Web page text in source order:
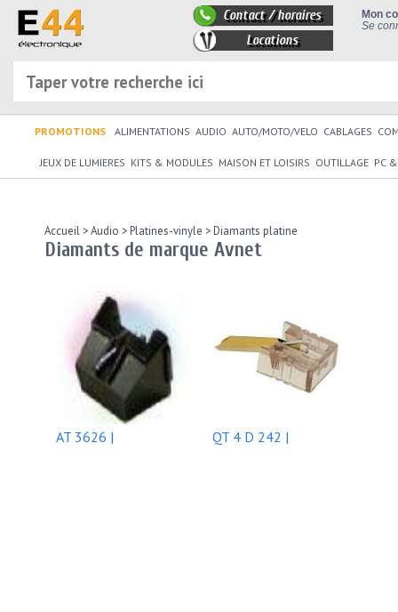
Mon
Se
Contact / horaires
Locations
PROMOTIONS ALIMENTATIONS AUDIO AUTO/MOTO/VELO CABLAGES
JEUX DE LUMIERES KITS & MODULES MAISON ET LOISIRS OUTILLAGE PC
Accueil >Audio >Platines-vinyle >Diamants platine
Diamants de marque Avnet
AT 3626 | QT 4 D 242 |